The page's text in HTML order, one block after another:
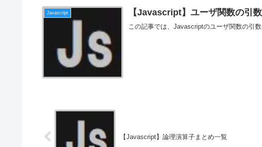
Javascript 【Javascript】ユーザ関数の引数
この記事では、Javascriptのユーザ関数の引数
【Javascript】論理演算子まとめ一覧